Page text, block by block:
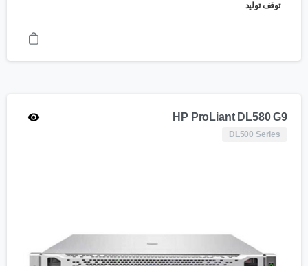
توقف تولید
HP ProLiant DL580 G9
DL500 Series